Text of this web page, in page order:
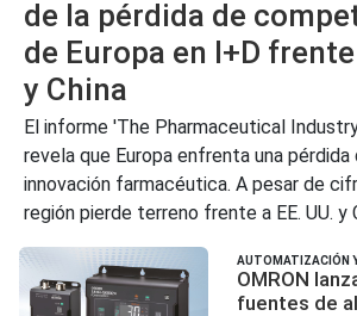
de la pérdida de
de Europa en I+D frente
y China
El informe 'The Pharmaceutical
revela que Europa enfrenta una
innovación farmacéutica. A pesar de
región pierde terreno frente a EE. UU. y
AUTOMATIZACIÓN
OMRON
fuentes de